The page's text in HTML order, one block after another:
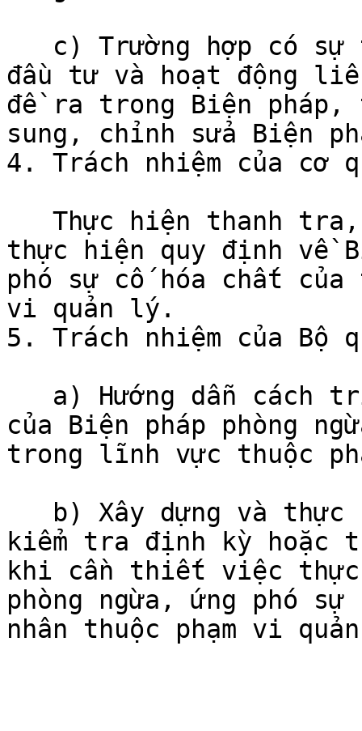
đầu tư và hoạt động
đề ra trong Biện pháp,
sung, chỉnh sửa Biện
4. Trách nhiệm của cơ
thực hiện quy định về
phó sự cố hóa chất của
vi quản lý.
5. Trách nhiệm của Bộ
của Biện pháp phòng
trong lĩnh vực thuộc
kiểm tra định kỳ hoặc
khi cần thiết việc thực
phòng ngừa, ứng phó